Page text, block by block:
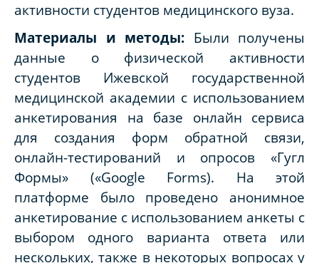
активности студентов медицинского вуза.
Материалы и методы: Были получены
данные о физической активности
студентов Ижевской государственной
медицинской академии с использованием
анкетирования на базе онлайн сервиса
для создания форм обратной связи,
онлайн-тестирований и опросов «Гугл
Формы» («Google Forms). На этой
платформе было проведено анонимное
анкетирование с использованием анкеты с
выбором одного варианта ответа или
нескольких, также в некоторых вопросах у